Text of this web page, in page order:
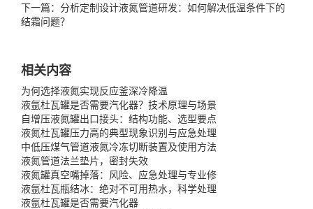
下一篇：分析定制设计液氮管道研发：如何解决低温条件下的
结霜问题？
相关内容
为何选择液氮实现反应釜深冷降温
液氩杜瓦罐是否需要汽化器？技术原理与场景
自增压液氮罐出口接头：结构功能、选型要点
液氮杜瓦罐压力高的典型现象识别与应急处理
中低压煤气管道液氮冷冻切断装置及使用方法
液氮管道法兰垫片，密封失效
液氮罐真空嘴掉落：风险、应急处理与专业修
液氩杜瓦瓶结冰：绝对不可用热水，科学处理
液氩杜瓦罐是否需要汽化器